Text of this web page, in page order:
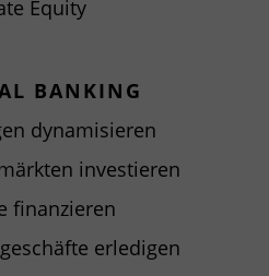
Equity
BANKING
dynamisieren
investieren
finanzieren
erledigen